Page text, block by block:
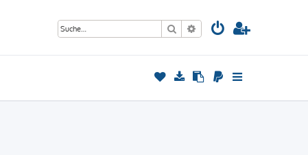
Suche Erweiterte Suche